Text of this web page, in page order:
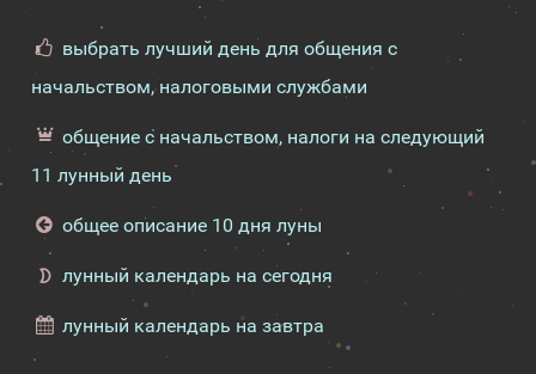
выбрать лучший день для общения с
начальством, налоговыми службами
общение с начальством, налоги на следующий
11 лунный день
общее описание 10 дня луны
лунный календарь на сегодня
лунный календарь на завтра